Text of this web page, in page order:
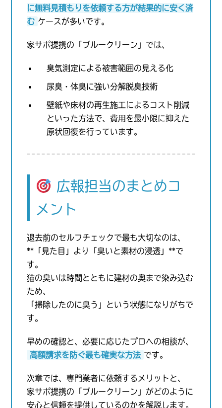
に無料見積もりを依頼する方が結果的に安く済
む ケースが多いです。
家サポ提携の「ブルークリーン」では、
臭気測定による被害範囲の見える化
尿臭・体臭に強い分解脱臭技術
壁紙や床材の再生施工によるコスト削減
といった方法で、費用を最小限に抑えた
原状回復を行っています。
広報担当のまとめコ
メント
退去前のセルフチェックで最も大切なのは、
**「見た目」より「臭いと素材の浸透」**で
す。
猫の臭いは時間とともに建材の奥まで染み込む
ため、
「掃除したのに臭う」という状態になりがちで
す。
早めの確認と、必要に応じたプロへの相談が、
高額請求を防ぐ最も確実な方法 です。
次章では、専門業者に依頼するメリットと、
家サポ提携の「ブルークリーン」がどのように
安心と信頼を提供しているのかを解説します。